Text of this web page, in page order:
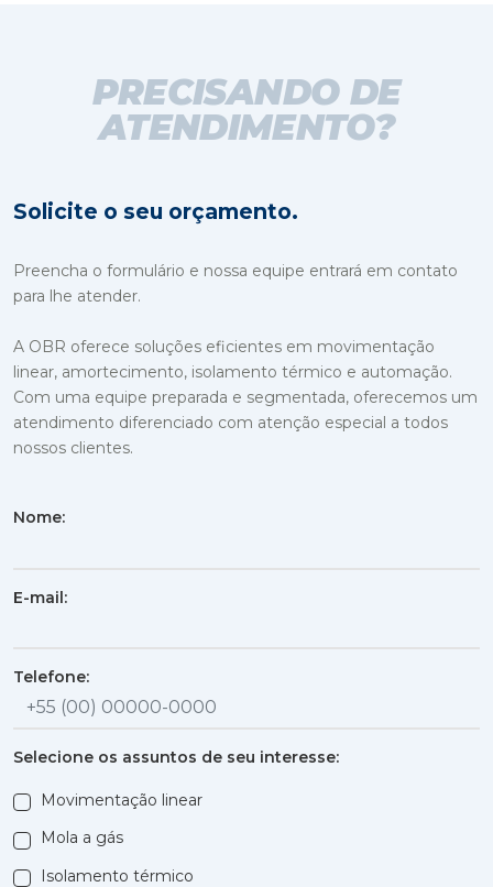
PRECISANDO DE
ATENDIMENTO?
Solicite o seu orçamento.
Preencha o formulário e nossa equipe entrará em contato
para lhe atender.
A OBR oferece soluções eficientes em movimentação
linear, amortecimento, isolamento térmico e automação.
Com uma equipe preparada e segmentada, oferecemos um
atendimento diferenciado com atenção especial a todos
nossos clientes.
Nome:
E-mail:
Telefone:
Selecione os assuntos de seu interesse:
Movimentação linear
Mola a gás
Isolamento térmico